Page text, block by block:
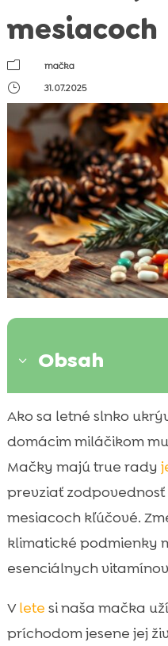
mesiacoch
m
mačka
}
31.07.2025
3 Obsah
 Prečo sú
dôležité
 Vitamín A a jeho
Vitamín D a
Vitamíny pre
Vápnik a kosti
Význam vitamínu E
 Omega-3 mastné
 Vitamín C na
Ako sa letné slnko
domácim miláčikom
Mačky majú true rady
prevziať
mesiacoch kľúčové.
klimatické podmienky
esenciálnych
Vlete si naša mačka
príchodom jesene jej